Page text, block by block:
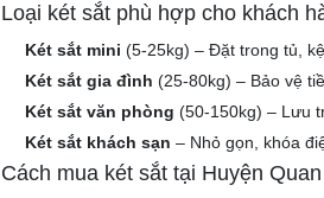
Loại két sắt phù hợp cho khách
Két sắt mini (5-25kg) – Đặt trong tủ,
Két sắt gia đình (25-80kg) – Bảo vệ
Két sắt văn phòng (50-150kg) – Lưu
Két sắt khách sạn – Nhỏ gọn, khóa
Cách mua két sắt tại Huyện